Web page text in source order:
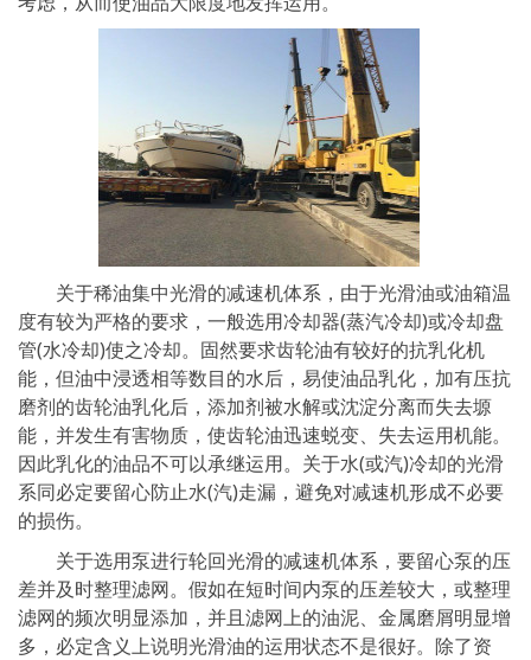
关于稀油集中光滑的减速机体系，由于光滑油或油箱温
度有较为严格的要求，一般选用冷却器(蒸汽冷却)或冷却盘
管(水冷却)使之冷却。固然要求齿轮油有较好的抗乳化机
能，但油中浸透相等数目的水后，易使油品乳化，加有压抗
磨剂的齿轮油乳化后，添加剂被水解或沈淀分离而失去塬
能，并发生有害物质，使齿轮油迅速蜕变、失去运用机能。
因此乳化的油品不可以承继运用。关于水(或汽)冷却的光滑
系同必定要留心防止水(汽)走漏，避免对减速机形成不必要
的损伤。
关于选用泵进行轮回光滑的减速机体系，要留心泵的压
差并及时整理滤网。假如在短时间内泵的压差较大，或整理
滤网的频次明显添加，并且滤网上的油泥、金属磨屑明显增
多，必定含义上说明光滑油的运用状态不是很好。除了资